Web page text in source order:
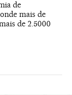
de
mais de
de 2.5000